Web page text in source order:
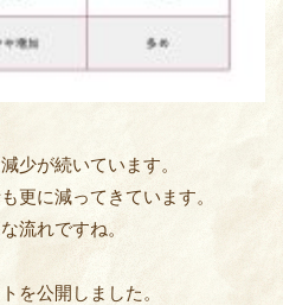
少が続いています。
更に減ってきています。
流れですね。
を公開しました。